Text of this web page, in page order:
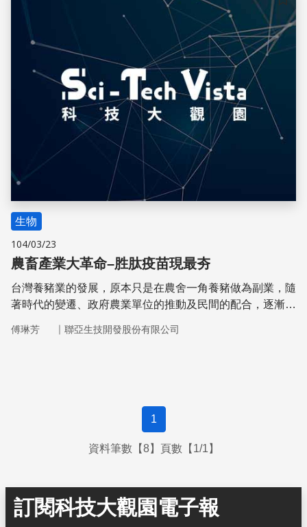
儲存
生物
104/03/23
農畜產業大革命–胜肽疫苗現最夯
台灣養豬業的發展，原本只是在農舍一角養豬做為副業，隨
著時代的變遷、政府農業單位的推動及民間的配合，逐漸成
豬隻發情期圈養管理上之問題，除種豬外，其餘之雄性豬隻
傅琳芳 ｜ 聯亞生技開發股份有限公司
1
資料筆數【8】頁數【1/1】
訂閱科技大觀園電子報